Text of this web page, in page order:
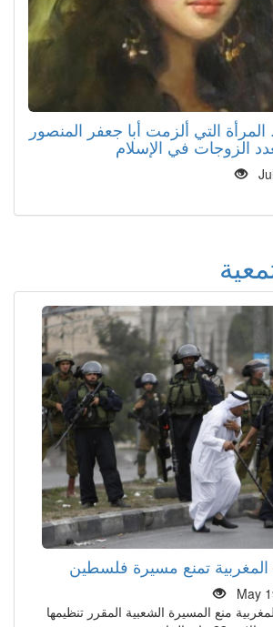
التي ألزمت أبا جعفر المنصور
الزوجات في الإسلام
المغربية تمنع مسيرة فلسطين
منع المسيرة الشعبية المقرر تنظيمها